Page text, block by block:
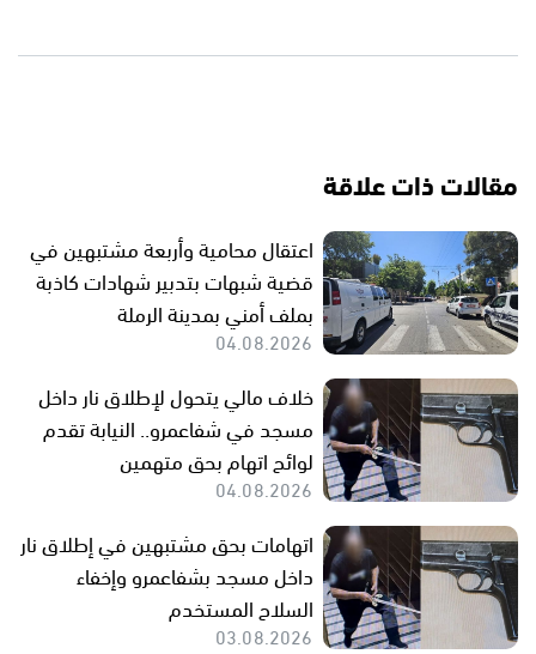
مقالات ذات علاقة
اعتقال محامية وأربعة مشتبهين في
قضية شبهات بتدبير شهادات كاذبة
بملف أمني بمدينة الرملة
04.08.2026
خلاف مالي يتحول لإطلاق نار داخل
مسجد في شفاعمرو.. النيابة تقدم
لوائح اتهام بحق متهمين
04.08.2026
اتهامات بحق مشتبهين في إطلاق نار
داخل مسجد بشفاعمرو وإخفاء
السلاح المستخدم
03.08.2026